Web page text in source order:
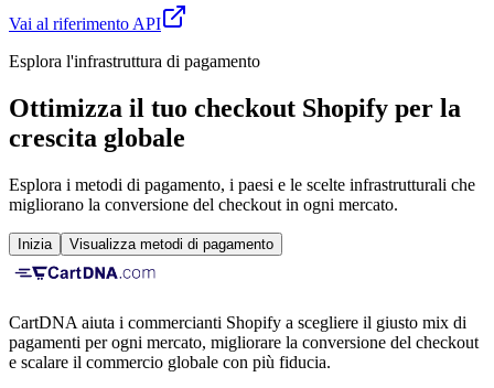
Vai al riferimento API
Esplora l'infrastruttura di pagamento
Ottimizza il tuo checkout Shopify per la
crescita globale
Esplora i metodi di pagamento, i paesi e le scelte infrastrutturali che
migliorano la conversione del checkout in ogni mercato.
Inizia Visualizza metodi di pagamento
CartDNA aiuta i commercianti Shopify a scegliere il giusto mix di
pagamenti per ogni mercato, migliorare la conversione del checkout
e scalare il commercio globale con più fiducia.